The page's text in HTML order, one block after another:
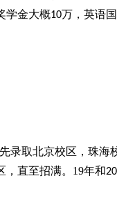
学金大概10万，英语
取北京校区，珠海
直至招满。 19年和20